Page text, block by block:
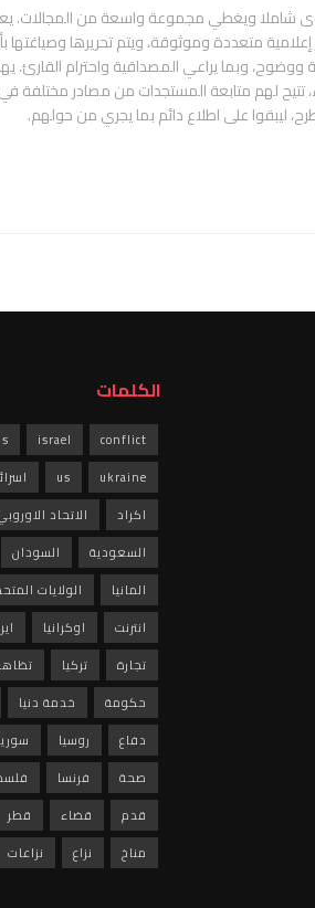
شاملا ويغطي مجموعة واسعة من المجالات.
إعلامية متعددة وموثوقة، ويتم تحريرها
تتيح لهم متابعة المستجدات من مصادر مختلفة
ليبقوا على اطلاع دائم بما يجري من حولهم.
الكلمات
conflict
israel
ukraine
us
اكراد
الاتحاد
السعودية
السودان
المانيا
الولايات
انترنت
اوكرانيا
تجارة
تركيا
حكومة
خدمة دنيا
دفاع
روسيا
صحة
فرنسا
قدم
قضاء قطر
مناخ
نزاع نزاعات